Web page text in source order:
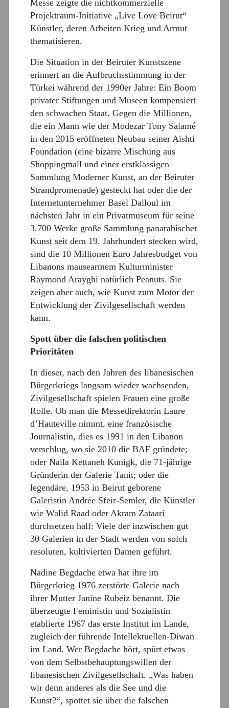
Messe zeigte die nichtkommerzielle
Projektraum-Initiative „Live Love Beirut“
Künstler, deren Arbeiten Krieg und Armut
thematisieren.
Die Situation in der Beiruter Kunstszene
erinnert an die Aufbruchsstimmung in der
Türkei während der 1990er Jahre: Ein Boom
privater Stiftungen und Museen kompensiert
den schwachen Staat. Gegen die Millionen,
die ein Mann wie der Modezar Tony Salamé
in den 2015 eröffneten Neubau seiner Aïshti
Foundation (eine bizarre Mischung aus
Shoppingmall und einer erstklassigen
Sammlung Moderner Kunst, an der Beiruter
Strandpromenade) gesteckt hat oder die der
Internetunternehmer Basel Dalloul im
nächsten Jahr in ein Privatmuseum für seine
3.700 Werke große Sammlung panarabischer
Kunst seit dem 19. Jahrhundert stecken wird,
sind die 10 Millionen Euro Jahresbudget von
Libanons mausearmem Kulturminister
Raymond Arayghi natürlich Peanuts. Sie
zeigen aber auch, wie Kunst zum Motor der
Entwicklung der Zivilgesellschaft werden
kann.
Spott über die falschen politischen
Prioritäten
In dieser, nach den Jahren des libanesischen
Bürgerkriegs langsam wieder wachsenden,
Zivilgesellschaft spielen Frauen eine große
Rolle. Ob man die Messedirektorin Laure
d’Hauteville nimmt, eine französische
Journalistin, dies es 1991 in den Libanon
verschlug, wo sie 2010 die BAF gründete;
oder Naila Kettaneh Kunigk, die 71-jährige
Gründerin der Galerie Tanit; oder die
legendäre, 1953 in Beirut geborene
Galeristin Andrée Sfeir-Semler, die Künstler
wie Walid Raad oder Akram Zataari
durchsetzen half: Viele der inzwischen gut
30 Galerien in der Stadt werden von solch
resoluten, kultivierten Damen geführt.
Nadine Begdache etwa hat ihre im
Bürgerkrieg 1976 zerstörte Galerie nach
ihrer Mutter Janine Rubeiz benannt. Die
überzeugte Feministin und Sozialistin
etablierte 1967 das erste Institut im Lande,
zugleich der führende Intellektuellen-Diwan
im Land. Wer Begdache hört, spürt etwas
von dem Selbstbehauptungswillen der
libanesischen Zivilgesellschaft. „Was haben
wir denn anderes als die See und die
Kunst?“, spottet sie über die falschen